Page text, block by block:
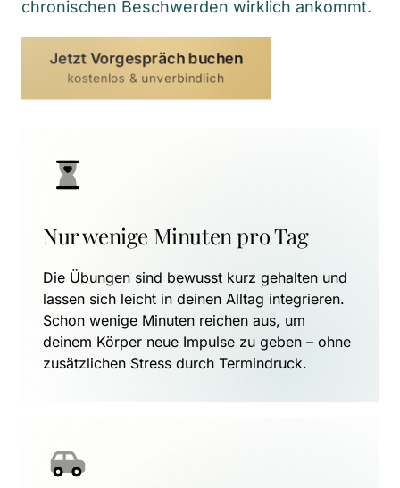
chronischen Beschwerden wirklich ankommt.
Jetzt Vorgespräch buchen
kostenlos & unverbindlich
Nur wenige Minuten pro Tag
Die Übungen sind bewusst kurz gehalten und
lassen sich leicht in deinen Alltag integrieren.
Schon wenige Minuten reichen aus, um
deinem Körper neue Impulse zu geben – ohne
zusätzlichen Stress durch Termindruck.